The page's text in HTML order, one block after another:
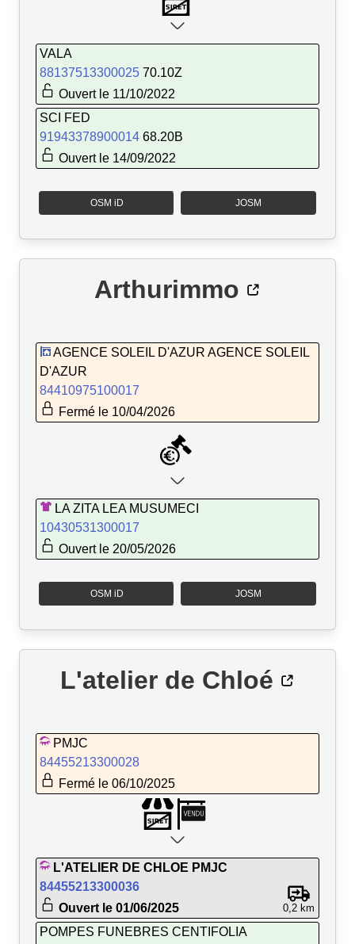
VALA
88137513300025 70.10Z
Ouvert le 11/10/2022
SCI FED
91943378900014 68.20B
Ouvert le 14/09/2022
OSM iD JOSM
Arthurimmo
AGENCE SOLEIL D'AZUR AGENCE SOLEIL
D'AZUR
84410975100017
Fermé le 10/04/2026
LA ZITA LEA MUSUMECI
10430531300017
Ouvert le 20/05/2026
OSM iD JOSM
L'atelier de Chloé
PMJC
84455213300028
Fermé le 06/10/2025
L'ATELIER DE CHLOE PMJC
84455213300036
Ouvert le 01/06/2025
0,2 km
POMPES FUNEBRES CENTIFOLIA